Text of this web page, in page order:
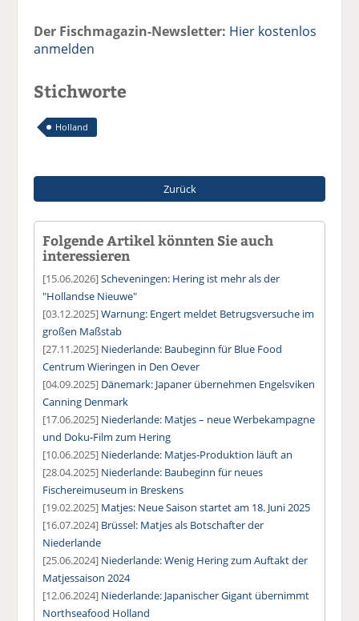
Der Fischmagazin-Newsletter: Hier kostenlos
anmelden
Stichworte
Holland
Zurück
Folgende Artikel könnten Sie auch
interessieren
[15.06.2026]Scheveningen: Hering ist mehr als der
"Hollandse Nieuwe"
[03.12.2025]Warnung: Engert meldet Betrugsversuche im
großen Maßstab
[27.11.2025] Niederlande: Baubeginn für Blue Food
Centrum Wieringen in Den Oever
[04.09.2025] Dänemark: Japaner übernehmen Engelsviken
Canning Denmark
[17.06.2025] Niederlande: Matjes – neue Werbekampagne
und Doku-Film zum Hering
[10.06.2025] Niederlande: Matjes-Produktion läuft an
[28.04.2025] Niederlande: Baubeginn für neues
Fischereimuseum in Breskens
[19.02.2025] Matjes: Neue Saison startet am 18. Juni 2025
[16.07.2024] Brüssel: Matjes als Botschafter der
Niederlande
[25.06.2024] Niederlande: Wenig Hering zum Auftakt der
Matjessaison 2024
[12.06.2024] Niederlande: Japanischer Gigant übernimmt
Northseafood Holland